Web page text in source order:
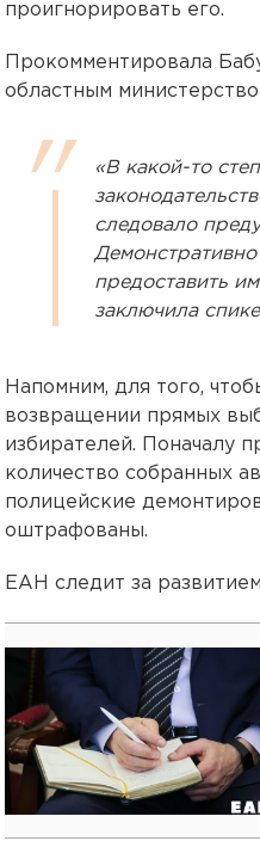
проигнорировать его.
Прокомментировала
областным
«В какой-то
следовало
предоставить
заключила
Напомним, для того,
возвращении прямых
избирателей. Поначалу
количество собранных
полицейские
оштрафованы.
ЕАН следит за